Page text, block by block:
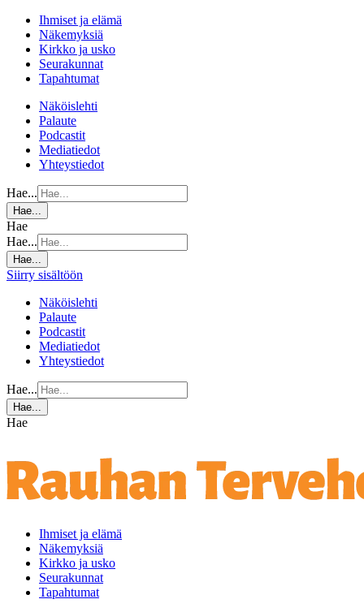
Ihmiset ja elämä
Näkemyksiä
Kirkko ja usko
Seurakunnat
Tapahtumat
Näköislehti
Palaute
Podcastit
Mediatiedot
Yhteystiedot
Hae...
Hae...
Hae
Hae...
Hae...
Siirry sisältöön
Näköislehti
Palaute
Podcastit
Mediatiedot
Yhteystiedot
Hae...
Hae...
Hae
Ihmiset ja elämä
Näkemyksiä
Kirkko ja usko
Seurakunnat
Tapahtumat